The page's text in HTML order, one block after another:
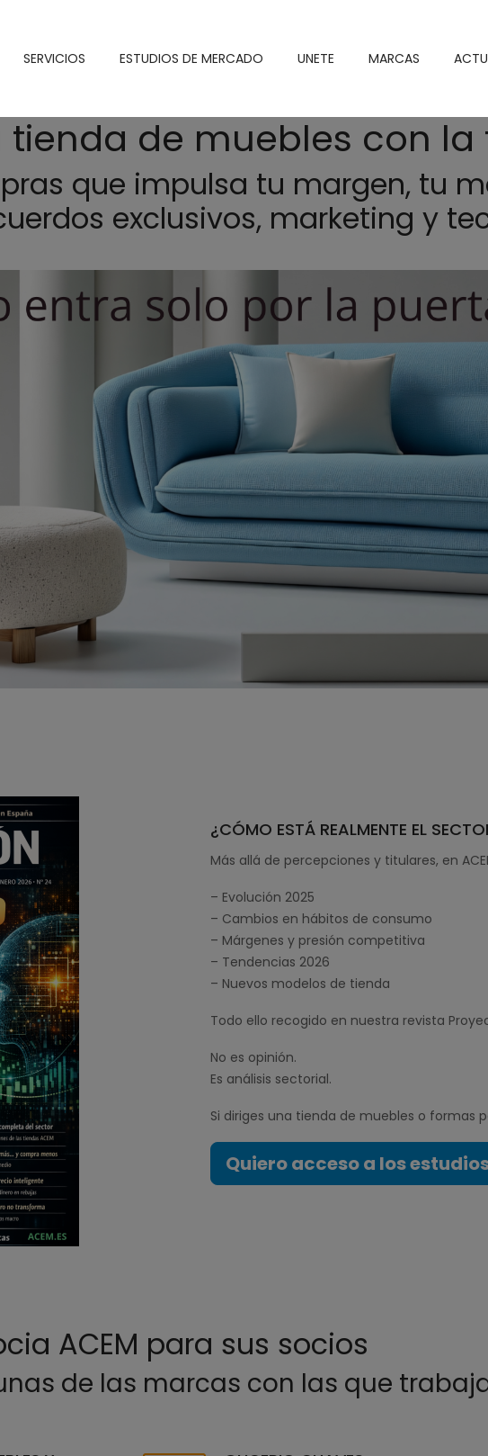
SERVICIOS ESTUDIOS DE MERCADO UNETE MARCAS
de muebles con la
que impulsa tu margen, tu
exclusivos, marketing y
¿CÓMO ESTÁ REALMENTE EL
Más allá de percepciones y titulares, en
– Evolución 2025
– Cambios en hábitos de consumo
– Márgenes y presión competitiva
– Tendencias 2026
– Nuevos modelos de tienda
Todo ello recogido en nuestra revista
No es opinión.
Es análisis sectorial.
Si diriges una tienda de muebles o formas
Quiero acceso a los
ACEM para sus socios
de las marcas con las que